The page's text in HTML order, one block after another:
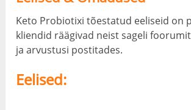
Keto Probiotixi tõestatud eeliseid on
kliendid räägivad neist sageli
ja arvustusi postitades.
Eelised: